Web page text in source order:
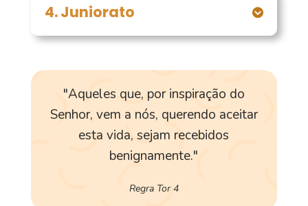
4. Juniorato
"Aqueles que, por inspiração do
Senhor, vem a nós, querendo aceitar
esta vida, sejam recebidos
benignamente."
Regra Tor 4